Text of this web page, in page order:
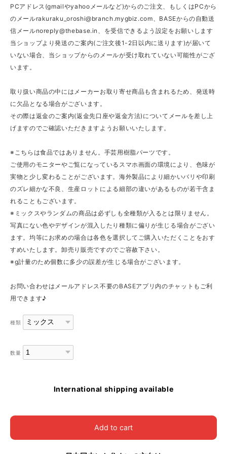
PCアドレス(gmailやyahooメールなど)からのご注文、もしくはPCから
のメールrakuraku_oroshi@branch.mygbiz.com 、BASEからの自動送
信メールnoreply@thebase.in
、を受信できるよう設定をお願いします
当ショップより発送のご案内(ご注文後1-2日以内に送ります)が届いて
いない場合、当ショップからのメールが受け取れていない可能性がござ
います。
取り扱い商品の中にはメーカーお取り寄せ商品も含まれるため、発送時
に欠品となる場合がございます。
その際は返金のご案内(返金先口座や返金方法)についてメールを差し上
げますのでご確認いただきますようお願いいたします。
※こちらは食品ではありません。手芸用樹脂パーツです。
ご使用のモニターやご覧になっているスマホ画面の環境により、色味が
実物と少し変わることがございます。海外製品により細かいバリや印刷
のズレ細かな不良、生産ロットによる細部の違いがあるものが若干含ま
れることもございます。
※ミックスやランダムの商品は必ずしも全種類が入るとは限りません。
写真にない色やデザインが混入したり種類に偏りが生じる場合がござい
ます。均等にお求めの場合は各色を選択してご購入いただくことをおす
すめいたします。卸売り販売ですのでご容赦下さい。
※g計量のため個数に多少の誤差が生じる場合がございます。
お問い合わせはメールアドレス不要のBASEアプリ内のチャットもご利
用できます♪
種類
数量
International shipping available
Add to cart